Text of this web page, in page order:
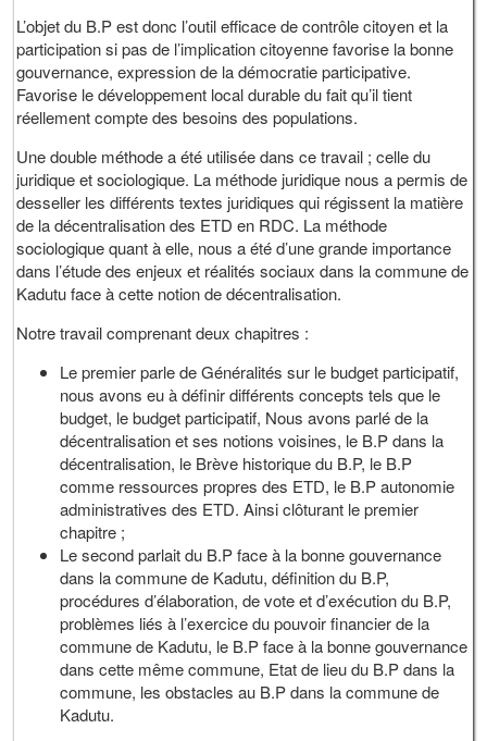
L’objet du B.P est donc l’outil efficace de contrôle citoyen et la
participation si pas de l’implication citoyenne favorise la bonne
gouvernance, expression de la démocratie participative.
Favorise le développement local durable du fait qu’il tient
réellement compte des besoins des populations.
Une double méthode a été utilisée dans ce travail ; celle du
juridique et sociologique. La méthode juridique nous a permis de
desseller les différents textes juridiques qui régissent la matière
de la décentralisation des ETD en RDC. La méthode
sociologique quant à elle, nous a été d’une grande importance
dans l’étude des enjeux et réalités sociaux dans la commune de
Kadutu face à cette notion de décentralisation.
Notre travail comprenant deux chapitres :
Le premier parle de Généralités sur le budget participatif,
nous avons eu à définir différents concepts tels que le
budget, le budget participatif, Nous avons parlé de la
décentralisation et ses notions voisines, le B.P dans la
décentralisation, le Brève historique du B.P, le B.P
comme ressources propres des ETD, le B.P autonomie
administratives des ETD. Ainsi clôturant le premier
chapitre ;
Le second parlait du B.P face à la bonne gouvernance
dans la commune de Kadutu, définition du B.P,
procédures d’élaboration, de vote et d’exécution du B.P,
problèmes liés à l’exercice du pouvoir financier de la
commune de Kadutu, le B.P face à la bonne gouvernance
dans cette même commune, Etat de lieu du B.P dans la
commune, les obstacles au B.P dans la commune de
Kadutu.